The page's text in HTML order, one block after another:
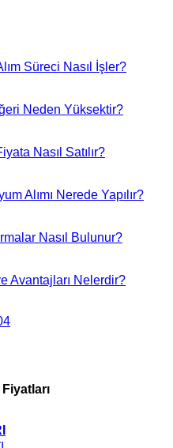
Süreci Nasıl İşler?
Neden Yüksektir?
Nasıl Satılır?
Alımı Nerede Yapılır?
Nasıl Bulunur?
Avantajları Nelerdir?